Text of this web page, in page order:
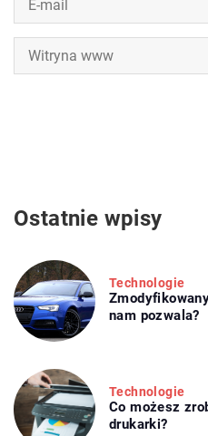
Ostatnie wpisy
Technologie
nam pozwala?
Technologie
Co możesz
drukarki?